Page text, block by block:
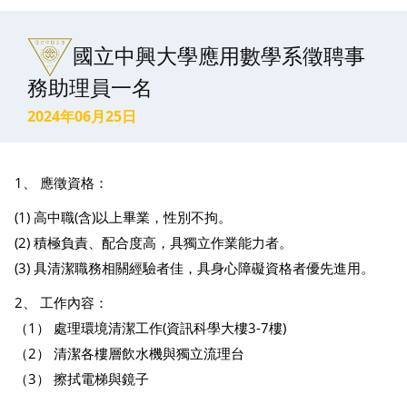
國立中興大學應用數學系徵聘事
務助理員一名
2024年06月25日
1、 應徵資格：
(1) 高中職(含)以上畢業，性別不拘。
(2) 積極負責、配合度高，具獨立作業能力者。
(3) 具清潔職務相關經驗者佳，具身心障礙資格者優先進用。
2、 工作內容：
（1） 處理環境清潔工作(資訊科學大樓3-7樓)
（2） 清潔各樓層飲水機與獨立流理台
（3） 擦拭電梯與鏡子